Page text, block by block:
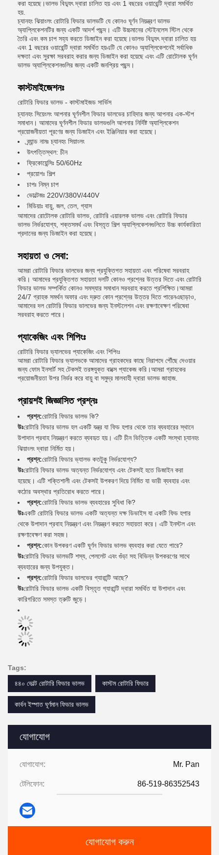
যোগাযোগ
যোগাযোগ: Mr. Pan
টেলিফোন: 86-519-86352543
যোগাযোগ করুন
করা হয়েছে।ভালভ বিদ্যুৎ দ্বারা চালিত হয় এবং 1 বছরের ওয়ারেন্টি দ্বারা সমর্থিত
হয়.
চ্যানহং ঝিয়াংলং রোটারি ফিডার ভালভটি যে কোনও ঘূর্ণন নিয়ন্ত্রণ ভালভ
অ্যাপ্লিকেশনটির জন্য একটি আদর্শ পছন্দ। এটি উচ্চমানের স্টেইনলেস স্টিল থেকে
তৈরি এবং কম চাপ সহ্য করতে ডিজাইন করা হয়েছে।ভালভ বিদ্যুৎ দ্বারা চালিত হয়
এবং 1 বছরের ওয়ারেন্টি দ্বারা সমর্থিত হয়এটি যে কোনও অ্যাপ্লিকেশনেই সর্বাধিক
দক্ষতা এবং সুরক্ষা সরবরাহ করার জন্য ডিজাইন করা হয়েছে এবং এটি রোটোলক ঘূর্ণন
ভালভ অ্যাপ্লিকেশনগুলির জন্য একটি জনপ্রিয় পছন্দ।
কাস্টমাইজেশনঃ
রোটারি ফিডার ভালভ - কাস্টমাইজড সার্ভিস
চ্যানহং সিয়েংলং আপনার ঘূর্ণনশীল ফিডার ভালভের চাহিদার জন্য আপনার এক-স্টপ
সমাধান। আমাদের ঘূর্ণনশীল ফিডার ভালভগুলি আপনার নির্দিষ্ট অ্যাপ্লিকেশন
প্রয়োজনীয়তা পূরণের জন্য ডিজাইন এবং ইঞ্জিনিয়ার করা হয়েছে।
ব্র্যান্ড নামঃ চ্যানহং সিয়াংলং
উৎপত্তিস্থল: চীন
ফ্রিকোয়েন্সিঃ 50/60Hz
প্রয়োগঃ শিল্প
চাপঃ নিম্ন চাপ
ভোল্টেজঃ 220V/380V/440V
মিডিয়াঃ বায়ু, জল, তেল, গ্যাস
আমাদের রোটোলক রোটারি ভালভ, রোটারি এয়ারলক ভালভ এবং রোটারি ফিডার
ভালভ নির্ভরযোগ্য, শক্তসমর্থ এবং বিস্তৃত শিল্প অ্যাপ্লিকেশনগুলিতে উচ্চ কার্যকারিতা
প্রদানের জন্য ডিজাইন করা হয়েছে।
সহায়তা ও সেবা:
আমরা রোটারি ফিডার ভালভের জন্য প্রযুক্তিগত সহায়তা এবং পরিষেবা সরবরাহ
করি। আমাদের প্রযুক্তিগত সহায়তা দলটি কোনও প্রশ্নের উত্তর দিতে এবং রোটারি
ফিডার ভালভ সম্পর্কিত কোনও সমস্যার সমাধান সরবরাহ করতে প্রশিক্ষিত।আমরা
24/7 গ্রাহক সমর্থন অফার এবং দ্রুত কোন প্রশ্নের উত্তর দিতে পারেনএছাড়াও,
আমাদের দল রোটারি ফিডার ভালভের জন্য ইনস্টলেশন এবং রক্ষণাবেক্ষণ পরিষেবা
সরবরাহ করতে পারে।
প্যাকেজিং এবং শিপিংঃ
রোটারি ফিডার ভ্যালভের প্যাকেজিং এবং শিপিংঃ
আমরা রোটারি ফিডার ভ্যালভকে আমাদের গ্রাহকদের কাছে নিরাপদে পৌঁছে দেওয়ার
জন্য ফোম ইনসার্ট সহ টেকসই তরঙ্গযুক্ত বাক্সে প্যাকেজ করি।আমরা গ্রাহকের
প্রয়োজনীয়তা উপর নির্ভর করে বায়ু বা সমুদ্র মালবাহী দ্বারা ভালভ জাহাজ.
প্রায়শই জিজ্ঞাসিত প্রশ্নঃ
প্রশ্ন:রোটারি ফিডার ভালভ কি?
উঃরোটারি ফিডার ভালভ হল একটি যন্ত্র যা ফিড হপার থেকে তার ব্যবহারের স্থানে
উপাদান প্রবাহ নিয়ন্ত্রণ করতে ব্যবহৃত হয়। এটি চীন ভিত্তিক একটি সংস্থা চ্যানহং
ঝিয়াংলং দ্বারা নির্মিত হয়।
প্রশ্ন:রোটারি ফিডার ভ্যালভ কতটুকু নির্ভরযোগ্য?
উঃরোটারি ফিডার ভালভ অত্যন্ত নির্ভরযোগ্য এবং টেকসই হতে ডিজাইন করা
হয়েছে। এটি শক্তিশালী এবং টেকসই উপকরণ দিয়ে নির্মিত যা ভারী ব্যবহার এবং
কঠোর অবস্থার প্রতিরোধ করতে পারে।
প্রশ্ন:রোটারি ফিডার ভালভ ব্যবহারের সুবিধা কি?
উঃএকটি রোটারি ফিডার ভালভ একটি অত্যন্ত দক্ষ ডিভাইস যা একটি ফিড হপার
থেকে উপাদান প্রবাহ নিয়ন্ত্রণ এবং নিয়ন্ত্রণ করতে সহায়তা করে। এটি ইনস্টল এবং
রক্ষণাবেক্ষণ করা সহজ।
প্রশ্ন:কোন উপকরণ একটি ঘূর্ণন ফিডার ভালভ ব্যবহার করা যেতে পারে?
উঃরোটারি ফিডার ভালভটি শস্য, পেললেট এবং গুঁড়া সহ বিভিন্ন উপকরণের সাথে
ব্যবহারের জন্য উপযুক্ত।
প্রশ্ন:রোটারি ফিডার ভালভের গ্যারান্টি আছে?
উঃরোটারি ফিডার ভালভ একটি বিস্তৃত গ্যারান্টি দ্বারা সমর্থিত যা উপাদান এবং
কারিগরিতে সমস্ত ত্রুটি জুড়ে।
Tags:
৪৪০ ভোল্ট রোটারি ফিডার ভালভ
কাস্টম রোটারি ফিডার
কার্বন ইস্পাত ঘূর্ণমান ফিডার ভালভ